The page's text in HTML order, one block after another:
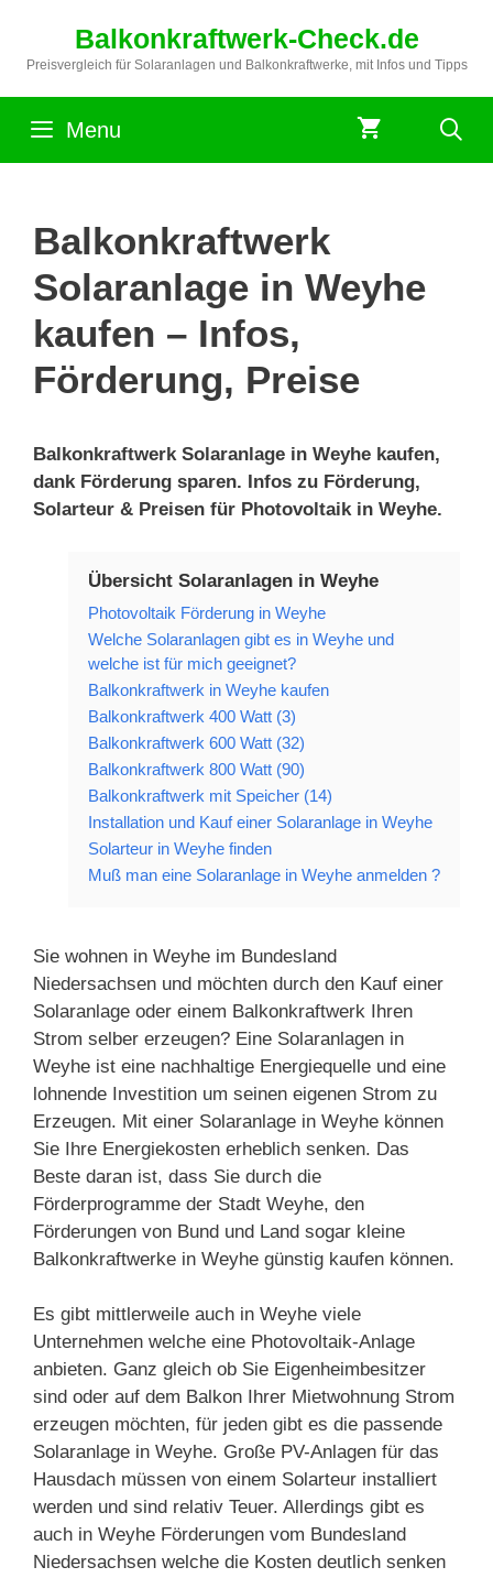
springen
Balkonkraftwerk-Check.de
Preisvergleich für Solaranlagen und Balkonkraftwerke, mit Infos und Tipps
Menu
Balkonkraftwerk
Solaranlage in Weyhe
kaufen – Infos,
Förderung, Preise
Balkonkraftwerk Solaranlage in Weyhe kaufen,
dank Förderung sparen. Infos zu Förderung,
Solarteur & Preisen für Photovoltaik in Weyhe.
Übersicht Solaranlagen in Weyhe
Photovoltaik Förderung in Weyhe
Welche Solaranlagen gibt es in Weyhe und
welche ist für mich geeignet?
Balkonkraftwerk in Weyhe kaufen
Balkonkraftwerk 400 Watt (3)
Balkonkraftwerk 600 Watt (32)
Balkonkraftwerk 800 Watt (90)
Balkonkraftwerk mit Speicher (14)
Installation und Kauf einer Solaranlage in Weyhe
Solarteur in Weyhe finden
Muß man eine Solaranlage in Weyhe anmelden ?
Sie wohnen in Weyhe im Bundesland
Niedersachsen und möchten durch den Kauf einer
Solaranlage oder einem Balkonkraftwerk Ihren
Strom selber erzeugen? Eine Solaranlagen in
Weyhe ist eine nachhaltige Energiequelle und eine
lohnende Investition um seinen eigenen Strom zu
Erzeugen. Mit einer Solaranlage in Weyhe können
Sie Ihre Energiekosten erheblich senken. Das
Beste daran ist, dass Sie durch die
Förderprogramme der Stadt Weyhe, den
Förderungen von Bund und Land sogar kleine
Balkonkraftwerke in Weyhe günstig kaufen können.
Es gibt mittlerweile auch in Weyhe viele
Unternehmen welche eine Photovoltaik-Anlage
anbieten. Ganz gleich ob Sie Eigenheimbesitzer
sind oder auf dem Balkon Ihrer Mietwohnung Strom
erzeugen möchten, für jeden gibt es die passende
Solaranlage in Weyhe. Große PV-Anlagen für das
Hausdach müssen von einem Solarteur installiert
werden und sind relativ Teuer. Allerdings gibt es
auch in Weyhe Förderungen vom Bundesland
Niedersachsen welche die Kosten deutlich senken